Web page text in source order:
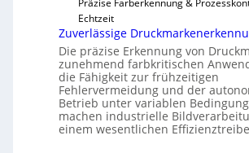
Echtzeit
Zuverlässige
Die präzise Erkennung von
zunehmend farbkritischen
die Fähigkeit zur frühzeitigen
Fehlervermeidung und der
Betrieb unter variablen
machen industrielle
einem wesentlichen